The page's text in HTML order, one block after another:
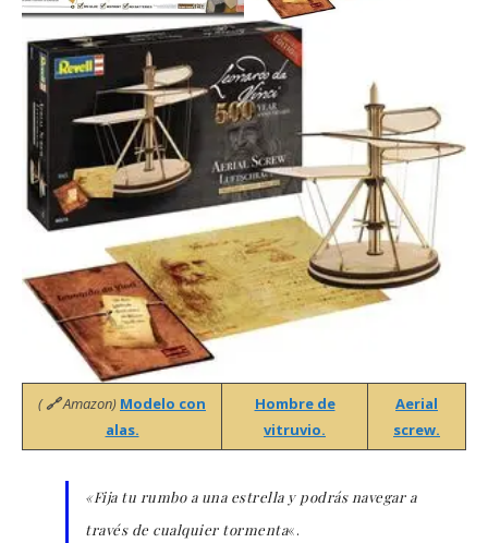
(🔗Amazon) Modelo con
alas.
Hombre de
vitruvio.
Aerial
screw.
«Fija tu rumbo a una estrella y podrás navegar a
través de cualquier tormenta«.